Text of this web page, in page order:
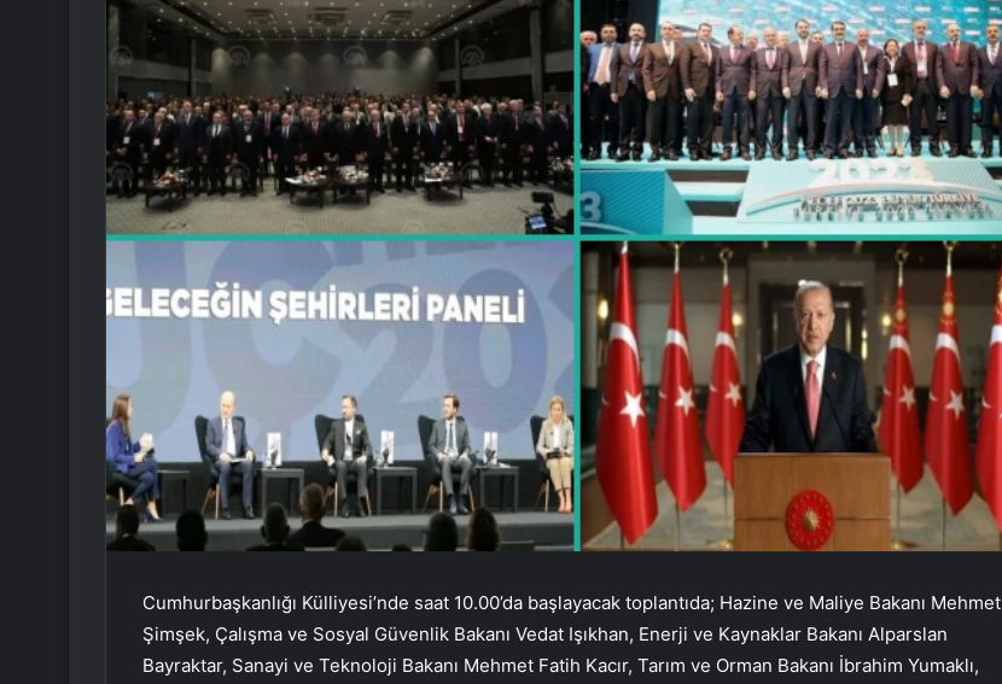
Cumhurbaşkanlığı Külliyesi’nde saat 10.00’da başlayacak toplantıda; Hazine ve Maliye Bakanı Mehmet
Şimşek, Çalışma ve Sosyal Güvenlik Bakanı Vedat Işıkhan, Enerji ve Kaynaklar Bakanı Alparslan
Bayraktar, Sanayi ve Teknoloji Bakanı Mehmet Fatih Kacır, Tarım ve Orman Bakanı İbrahim Yumaklı,